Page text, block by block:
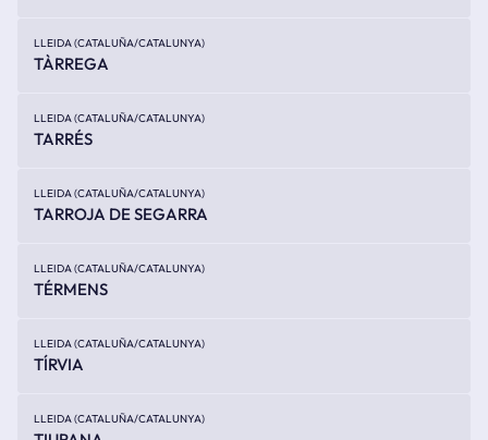
LLEIDA (CATALUÑA/CATALUNYA)
TÀRREGA
LLEIDA (CATALUÑA/CATALUNYA)
TARRÉS
LLEIDA (CATALUÑA/CATALUNYA)
TARROJA DE SEGARRA
LLEIDA (CATALUÑA/CATALUNYA)
TÉRMENS
LLEIDA (CATALUÑA/CATALUNYA)
TÍRVIA
LLEIDA (CATALUÑA/CATALUNYA)